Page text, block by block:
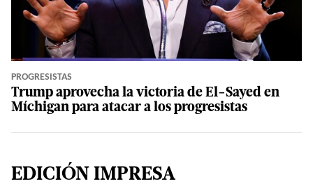
PROGRESISTAS
Trump aprovecha la victoria de El-Sayed en
Míchigan para atacar a los progresistas
EDICIÓN IMPRESA